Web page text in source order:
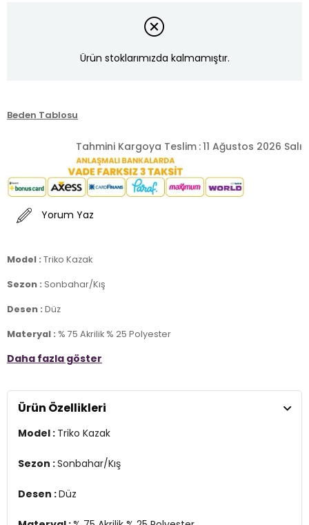
Ürün stoklarımızda kalmamıştır.
Beden Tablosu
Tahmini Kargoya Teslim :11 Ağustos 2026 Salı
Yorum Yaz
Model : Triko Kazak
Sezon : Sonbahar/Kış
Desen : Düz
Materyal : % 75 Akrilik % 25 Polyester
Yaka Bilgisi :Madonna Yaka
Kalıp Bilgisi :Oversize Fit
Manken Ölçüsü :Boy : 1.78 cm / Göğüs : 89 cm / Bel : 63 cm /
Üretim Yeri :Türkiye
Daha fazla göster
Ürün Özellikleri
Model : Triko Kazak
Sezon :Sonbahar/Kış
Desen :Düz